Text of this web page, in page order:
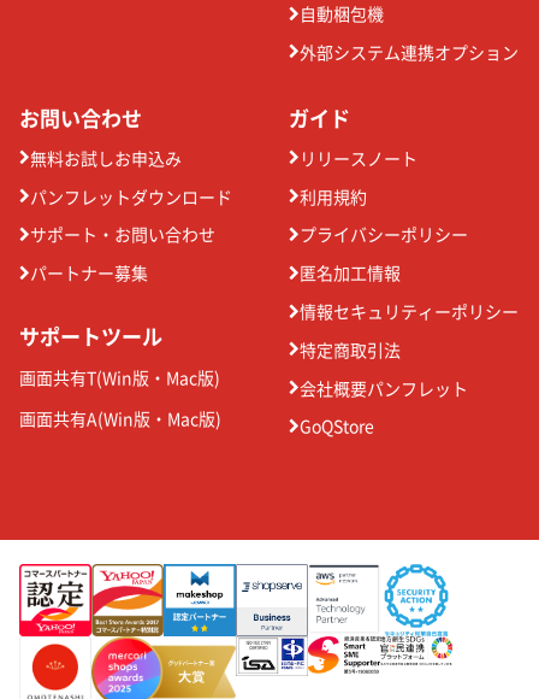
自動梱包機
外部システム連携オプション
お問い合わせ
無料お試しお申込み
パンフレットダウンロード
サポート・お問い合わせ
パートナー募集
サポートツール
画面共有T(Win版 ・ Mac版)
画面共有A(Win版 ・ Mac版)
ガイド
リリースノート
利用規約
プライバシーポリシー
匿名加工情報
情報セキュリティーポリシー
特定商取引法
会社概要パンフレット
GoQStore